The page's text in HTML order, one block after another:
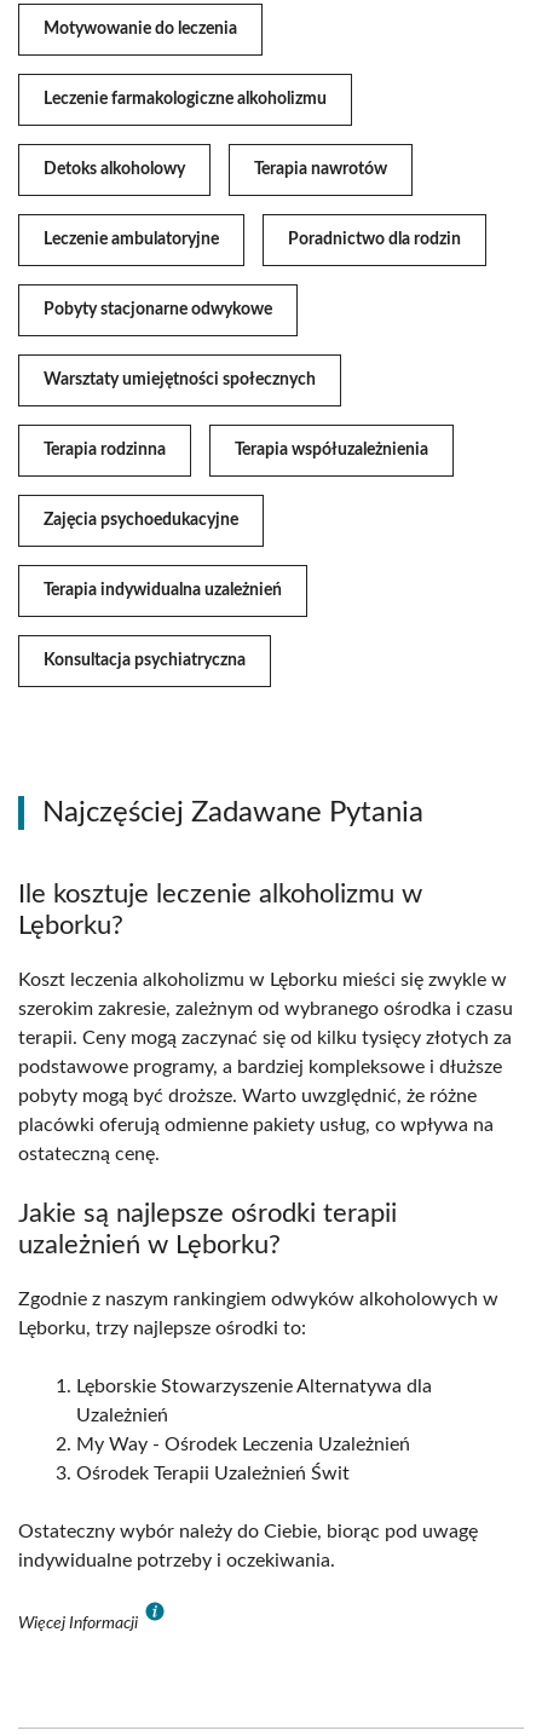
Motywowanie do leczenia
Leczenie farmakologiczne alkoholizmu
Detoks alkoholowy Terapia nawrotów
Leczenie ambulatoryjne Poradnictwo dla rodzin
Pobyty stacjonarne odwykowe
Warsztaty umiejętności społecznych
Terapia rodzinna Terapia współuzależnienia
Zajęcia psychoedukacyjne
Terapia indywidualna uzależnień
Konsultacja psychiatryczna
Najczęściej Zadawane Pytania
Ile kosztuje leczenie alkoholizmu w
Lęborku?
Koszt leczenia alkoholizmu w Lęborku mieści się zwykle w
szerokim zakresie, zależnym od wybranego ośrodka i czasu
terapii. Ceny mogą zaczynać się od kilku tysięcy złotych za
podstawowe programy, a bardziej kompleksowe i dłuższe
pobyty mogą być droższe. Warto uwzględnić, że różne
placówki oferują odmienne pakiety usług, co wpływa na
ostateczną cenę.
Jakie są najlepsze ośrodki terapii
uzależnień w Lęborku?
Zgodnie z naszym rankingiem odwyków alkoholowych w
Lęborku, trzy najlepsze ośrodki to:
Lęborskie Stowarzyszenie Alternatywa dla
Uzależnień
My Way - Ośrodek Leczenia Uzależnień
Ośrodek Terapii Uzależnień Świt
Ostateczny wybór należy do Ciebie, biorąc pod uwagę
indywidualne potrzeby i oczekiwania.
Więcej Informacji